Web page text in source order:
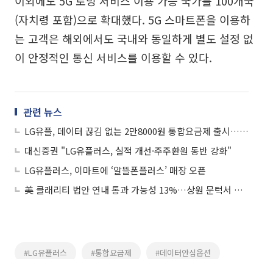
(자치령 포함)으로 확대했다. 5G 스마트폰을 이용하
는 고객은 해외에서도 국내와 동일하게 별도 설정 없
이 안정적인 통신 서비스를 이용할 수 있다.
관련 뉴스
LG유플, 데이터 끊김 없는 2만8000원 통합요금제 출시…'심플리 2.0' 캠페인 혁신
대신증권 "LG유플러스, 실적 개선·주주환원 동반 강화"
LG유플러스, 이마트에 ‘알뜰폰플러스’ 매장 오픈
美 클래리티 법안 연내 통과 가능성 13%…상원 문턱서 제동
#LG유플러스 #통합요금제 #데이터안심옵션